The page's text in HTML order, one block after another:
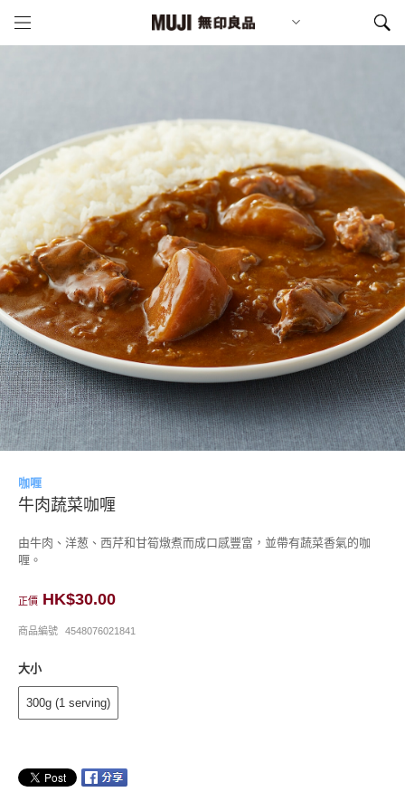
咖喱
牛肉蔬菜咖喱
由牛肉、洋葱、西芹和甘筍燉煮而成口感豐富，並帶有蔬菜香氣的咖
喱。
正價 HK$30.00
商品編號 4548076021841
大小
300g (1 serving)